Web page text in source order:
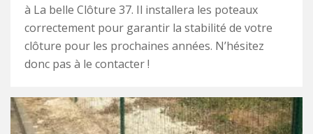
à La belle Clôture 37. Il installera les poteaux
correctement pour garantir la stabilité de votre
clôture pour les prochaines années. N’hésitez
donc pas à le contacter !